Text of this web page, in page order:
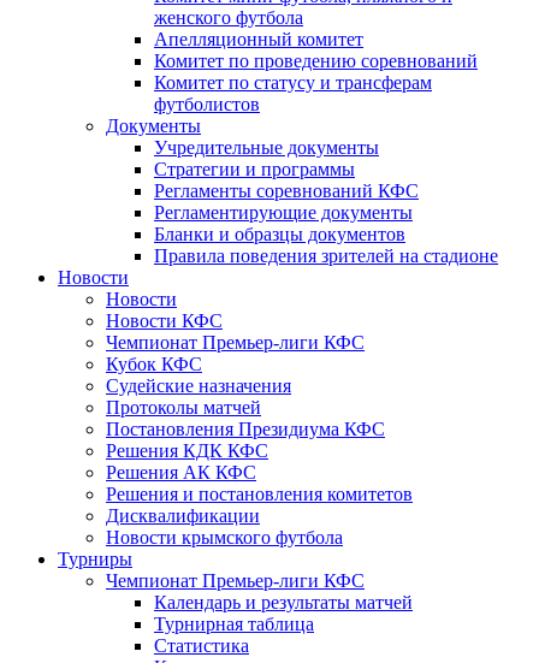
женского футбола
Апелляционный комитет
Комитет по проведению соревнований
Комитет по статусу и трансферам
футболистов
Документы
Учредительные документы
Стратегии и программы
Регламенты соревнований КФС
Регламентирующие документы
Бланки и образцы документов
Правила поведения зрителей на стадионе
Новости
Новости
Новости КФС
Чемпионат Премьер-лиги КФС
Кубок КФС
Судейские назначения
Протоколы матчей
Постановления Президиума КФС
Решения КДК КФС
Решения АК КФС
Решения и постановления комитетов
Дисквалификации
Новости крымского футбола
Турниры
Чемпионат Премьер-лиги КФС
Календарь и результаты матчей
Турнирная таблица
Статистика